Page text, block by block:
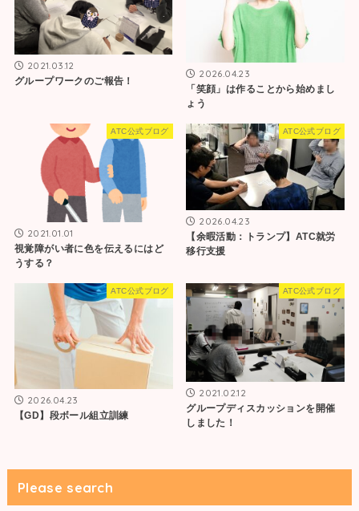
2021.03.12
グループワークのご報告！
2026.04.23
「笑顔」は作ることから始めまし
ょう
ATC公式ブログ
2021.01.01
視覚障がい者に色を伝えるにはど
うする？
ATC公式ブログ
2026.04.23
【余暇活動：トランプ】ATC就労
移行支援
ATC公式ブログ
2026.04.23
【GD】段ボール組立訓練
ATC公式ブログ
2021.02.12
グループディスカッションを開催
しました！
Please search